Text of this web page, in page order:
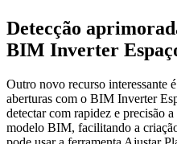
Detecção
BIM Inverter
Outro novo recurso interessante
aberturas com o BIM Inverter
detectar com rapidez e precisão
modelo BIM, facilitando a